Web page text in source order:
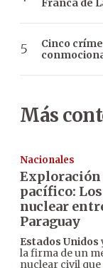
Franca de
Cinco
Más
Nacionales
Exploración
pacífico:
nuclear
Paraguay
Estados Unidos
la firma de un
nuclear civil